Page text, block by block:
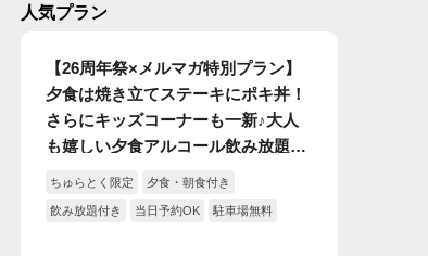
人気プラン
【26周年祭×メルマガ特別プラン】
夕食は焼き立てステーキにポキ丼！
さらにキッズコーナーも一新♪大人
も嬉しい夕食アルコール飲み放題付
き♪屋内外プールも大浴場も入り放
ちゅらとく限定 夕食・朝食付き
飲み放題付き 当日予約OK 駐車場無料